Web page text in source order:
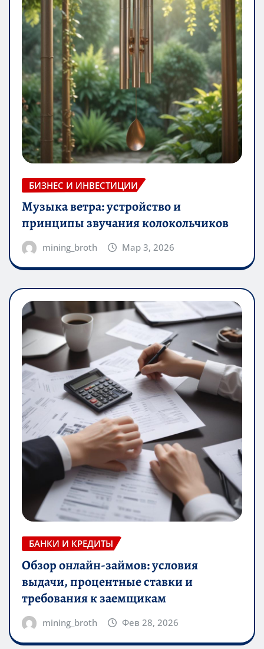
БИЗНЕС И ИНВЕСТИЦИИ
Музыка ветра: устройство и
принципы звучания колокольчиков
mining_broth Мар 3, 2026
БАНКИ И КРЕДИТЫ
Обзор онлайн-займов: условия
выдачи, процентные ставки и
требования к заемщикам
mining_broth Фев 28, 2026